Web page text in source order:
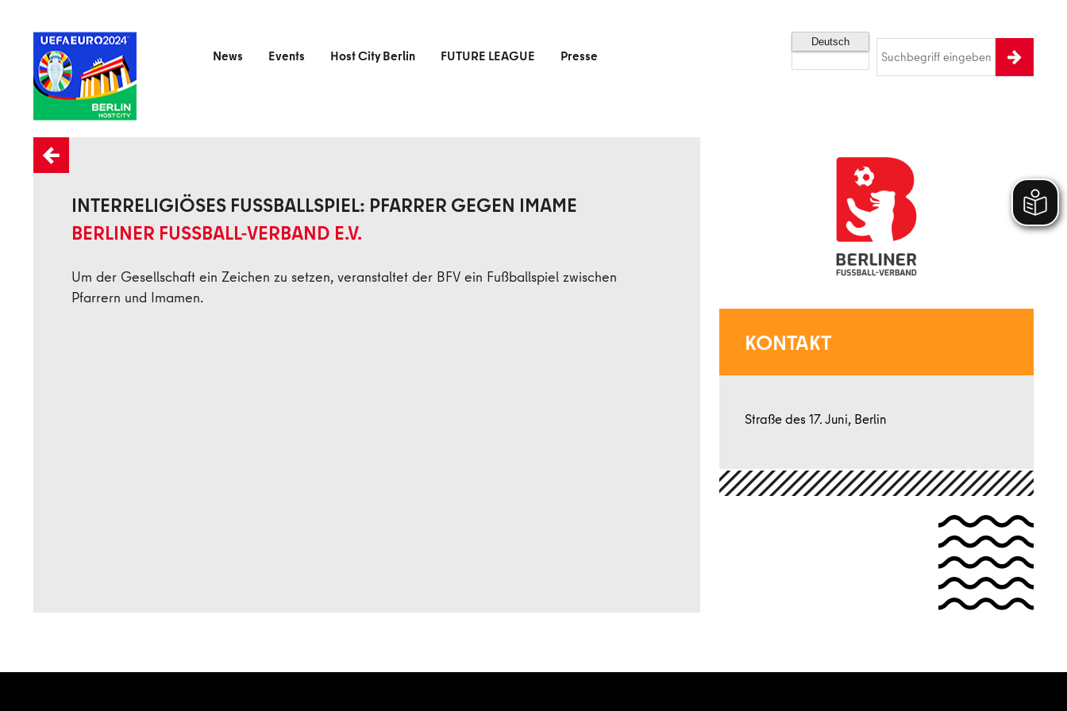
News Events Host City Berlin FUTURE LEAGUE Presse
INTERRELIGIÖSES FUSSBALLSPIEL: PFARRER GEGEN IMAME
BERLINER FUSSBALL-VERBAND E.V.
Um der Gesellschaft ein Zeichen zu setzen, veranstaltet der BFV ein Fußballspiel zwischen
Pfarrern und Imamen.
KONTAKT
Straße des 17. Juni, Berlin